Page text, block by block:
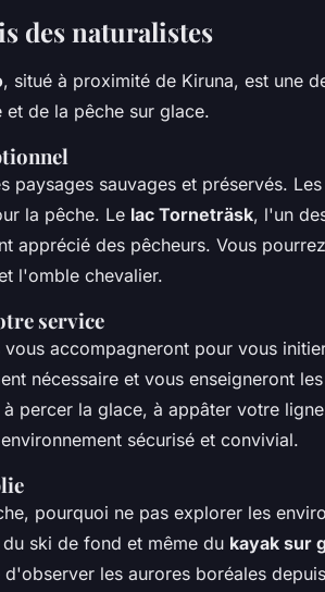
des naturalistes
, situé à proximité de Kiruna, est une
et de la pêche sur glace.
paysages sauvages et préservés.
la pêche. Le lac Torneträsk, l'un
apprécié des pêcheurs. Vous
l'omble chevalier.
service
vous accompagneront pour vous
nécessaire et vous enseigneront
percer la glace, à appâter votre
sécurisé et convivial.
pourquoi ne pas explorer les
ski de fond et même du kayak sur
les aurores boréales depuis